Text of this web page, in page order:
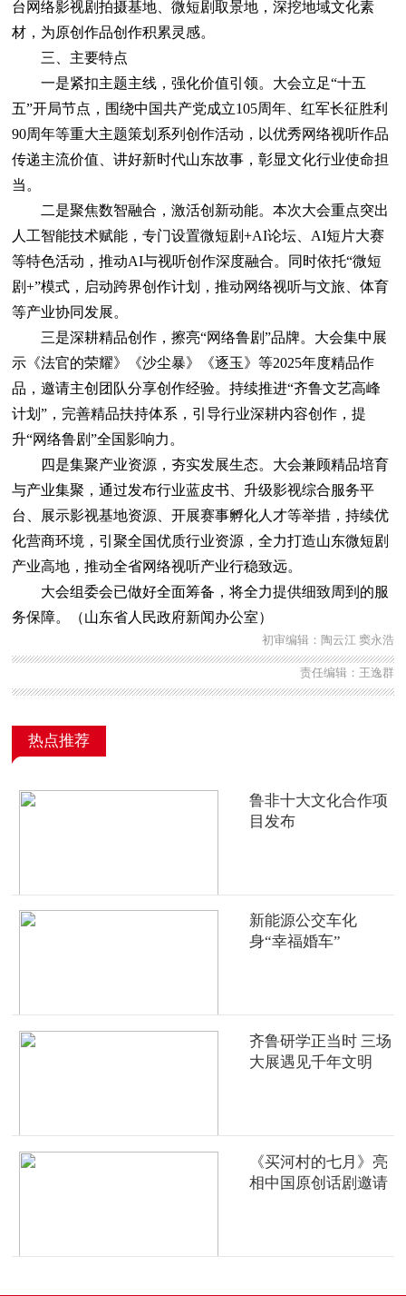
台网络影视剧拍摄基地、微短剧取景地，深挖地域文化素
材，为原创作品创作积累灵感。
三、主要特点
一是紧扣主题主线，强化价值引领。大会立足“十五
五”开局节点，围绕中国共产党成立105周年、红军长征胜利
90周年等重大主题策划系列创作活动，以优秀网络视听作品
传递主流价值、讲好新时代山东故事，彰显文化行业使命担
当。
二是聚焦数智融合，激活创新动能。本次大会重点突出
人工智能技术赋能，专门设置微短剧+AI论坛、AI短片大赛
等特色活动，推动AI与视听创作深度融合。同时依托“微短
剧+”模式，启动跨界创作计划，推动网络视听与文旅、体育
等产业协同发展。
三是深耕精品创作，擦亮“网络鲁剧”品牌。大会集中展
示《法官的荣耀》《沙尘暴》《逐玉》等2025年度精品作
品，邀请主创团队分享创作经验。持续推进“齐鲁文艺高峰
计划”，完善精品扶持体系，引导行业深耕内容创作，提
升“网络鲁剧”全国影响力。
四是集聚产业资源，夯实发展生态。大会兼顾精品培育
与产业集聚，通过发布行业蓝皮书、升级影视综合服务平
台、展示影视基地资源、开展赛事孵化人才等举措，持续优
化营商环境，引聚全国优质行业资源，全力打造山东微短剧
产业高地，推动全省网络视听产业行稳致远。
大会组委会已做好全面筹备，将全力提供细致周到的服
务保障。（山东省人民政府新闻办公室）
初审编辑：陶云江 窦永浩
责任编辑：王逸群
热点推荐
鲁非十大文化合作项
目发布
新能源公交车化
身“幸福婚车”
齐鲁研学正当时 三场
大展遇见千年文明
《买河村的七月》亮
相中国原创话剧邀请